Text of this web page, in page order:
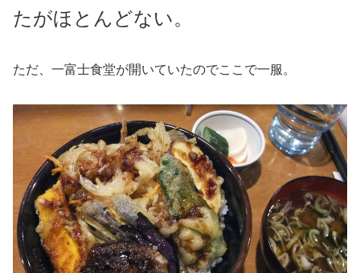
たがほとんどない。
ただ、一富士食堂が開いていたのでここで一服。